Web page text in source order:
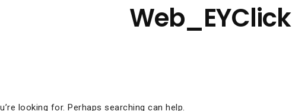
Web_EYClick
looking for. Perhaps searching can help.